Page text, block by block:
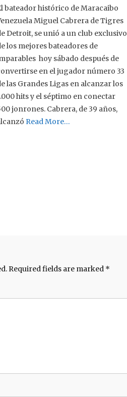
bateador histórico de Maracaibo
Miguel Cabrera de Tigres
Detroit, se unió a un club exclusivo
los mejores bateadores de
hoy sábado después de
en el jugador número 33
las Grandes Ligas en alcanzar los
hits y el séptimo en conectar
jonrones. Cabrera, de 39 años,
Read More…
Required fields are marked *